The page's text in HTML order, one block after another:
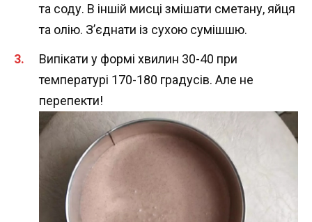
та соду. В іншій мисці змішати сметану, яйця
та олію. З’єднати із сухою сумішшю.
Випікати у формі хвилин 30-40 при
температурі 170-180 градусів. Але не
перепекти!